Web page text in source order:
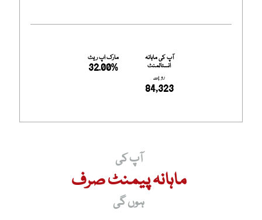
آپ کی ماہانہ
انسٹالمنٹ
روپے
84,323
مارک اپ ریٹ
32.00%
آپ کی
ماہانہ پیمنٹ صرف
ہوں گی